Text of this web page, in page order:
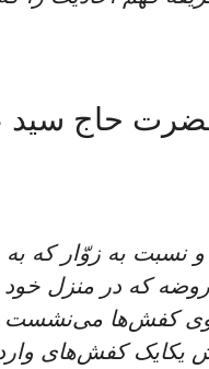
حاج
نسبت به زوّار که به
روضه که در منزل
کفش‌ها می‌نشست
یکایک کفش‌های